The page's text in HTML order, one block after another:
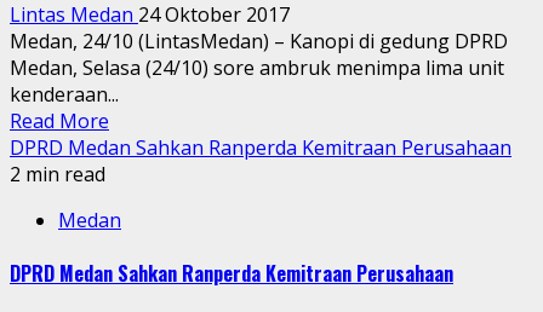
Lintas Medan 24 Oktober 2017
Medan, 24/10 (LintasMedan) – Kanopi di gedung DPRD
Medan, Selasa (24/10) sore ambruk menimpa lima unit
kenderaan...
Read More
DPRD Medan Sahkan Ranperda Kemitraan Perusahaan
2 min read
Medan
DPRD Medan Sahkan Ranperda Kemitraan Perusahaan